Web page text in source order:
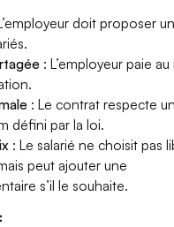
doit proposer
: L’employeur paie
: Le contrat respecte
défini par la loi.
: Le salarié ne choisit pas
peut ajouter une
s’il le souhaite.